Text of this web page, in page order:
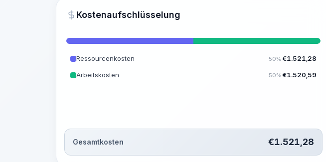
Kostenaufschlüsselung
Ressourcenkosten 50% €1.521,28
Arbeitskosten 50% €1.520,59
Gesamtkosten €1.521,28